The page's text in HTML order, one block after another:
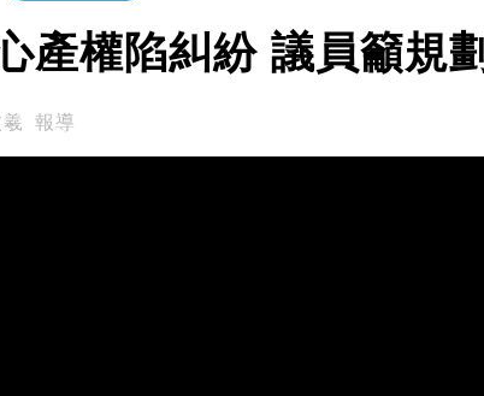
產權陷糾紛 議員籲規
報導